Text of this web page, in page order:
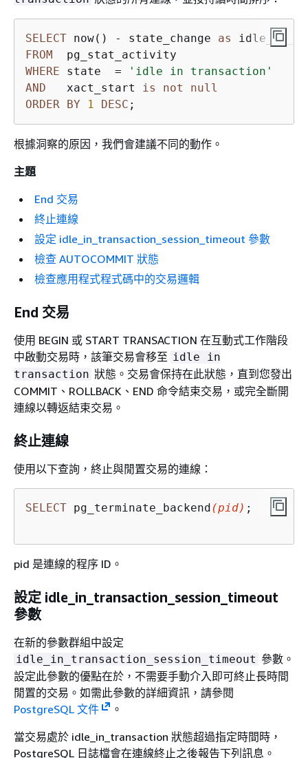
SELECT now() - state_change as
FROM
WHERE state =
'idle in transaction'
AND
   xact_start
is not
null
ORDER
BY 1 DESC ;
根據洞察的原因，我們會建議不同的動作。
主題
End 交易
終止連線
設定 idle_in_transaction_session_timeout 參數
檢查 AUTOCOMMIT 狀態
檢查應用程式程式碼中的交易邏輯
End 交易
使用 BEGIN 或 START TRANSACTION 在互動式工作階段
中啟動交易時，該筆交易會移至 idle in
transaction 狀態。交易會保持在此狀態，直到您發出
COMMIT、ROLLBACK、END 命令結束交易，或完全斷開
連線以轉返結束交易。
終止連線
使用以下查詢，終止與閒置交易的連線：
SELECT pg_terminate_backend (pid) ;
pid 是連線的程序 ID。
設定 idle_in_transaction_session_timeout
參數
在新的參數群組中設定
idle_in_transaction_session_timeout 參數。
設定此參數的優點在於，不需要手動介入即可終止長時間
閒置的交易。如需此參數的詳細資訊，請參閱
PostgreSQL 文件
。
當交易處於 idle_in_transaction 狀態超過指定時間時，
PostgreSQL 日誌檔會在連線終止之後報告下列訊息。